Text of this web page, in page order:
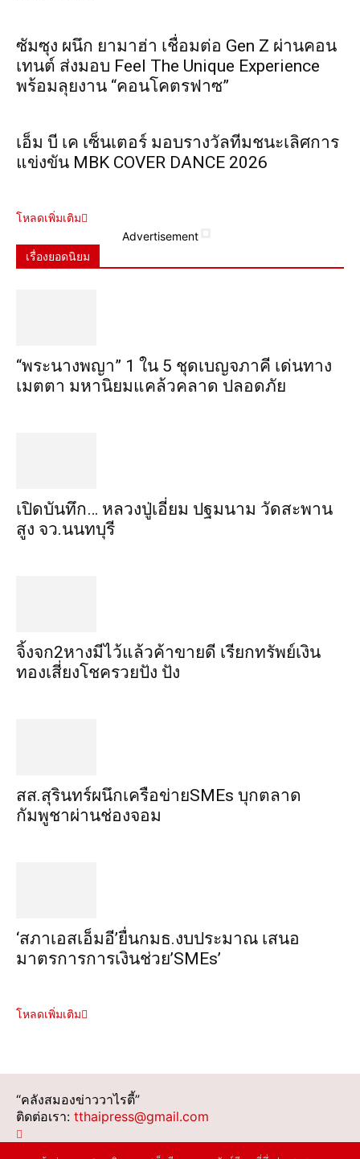
ซัมซุง ผนึก ยามาฮ่า เชื่อมต่อ Gen Z ผ่านคอน
เทนต์ ส่งมอบ Feel The Unique Experience
พร้อมลุยงาน “คอนโคตรฟาซ”
เอ็ม บี เค เซ็นเตอร์ มอบรางวัลทีมชนะเลิศการ
แข่งขัน MBK COVER DANCE 2026
โหลดเพิ่มเติม
Advertisement
เรื่องยอดนิยม
“พระ​นาง​พญา” 1 ใน 5​ ชุดเบญจ​ภาคี​ เด่นทาง
เมตตา​ มหา​นิยม​แคล้วคลาด​ ปลอดภัย​
เปิดบันทึก… หลวงปู่เอี่ยม ​ปฐม​นาม​ วัดสะพาน
สูง​ จว.นนทบุรี
จิ้งจก​2​หาง​มีไว้แล้ว​ค้าขาย​ดี​ เรียก​ทรัพย์เงิน
ทอง​เสี่ยงโชค​รวยปัง​ ปัง​
สส.สุรินทร์ผนึกเครือข่ายSMEs บุกตลาด
กัมพูชาผ่านช่องจอม
‘สภาเอสเอ็มอี’ยื่นกมธ.งบประมาณ เสนอ
มาตรการการเงินช่วย’SMEs’
โหลดเพิ่มเติม
“คลังสมองข่าววาไรตี้”
ติดต่อเรา: tthaipress@gmail.com